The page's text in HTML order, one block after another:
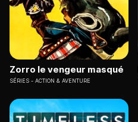
Zorro le vengeur masqué
SÉRIES ACTION & AVENTURE